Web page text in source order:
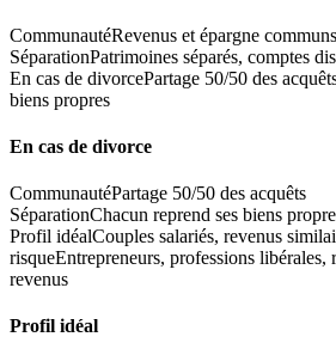
CommunautéRevenus et épargne communs
SéparationPatrimoines séparés, comptes
En cas de divorcePartage 50/50 des
biens propres
En cas de divorce
CommunautéPartage 50/50 des acquêts
SéparationChacun reprend ses biens
Profil idéalCouples salariés, revenus
risqueEntrepreneurs, professions libérales,
revenus
Profil idéal